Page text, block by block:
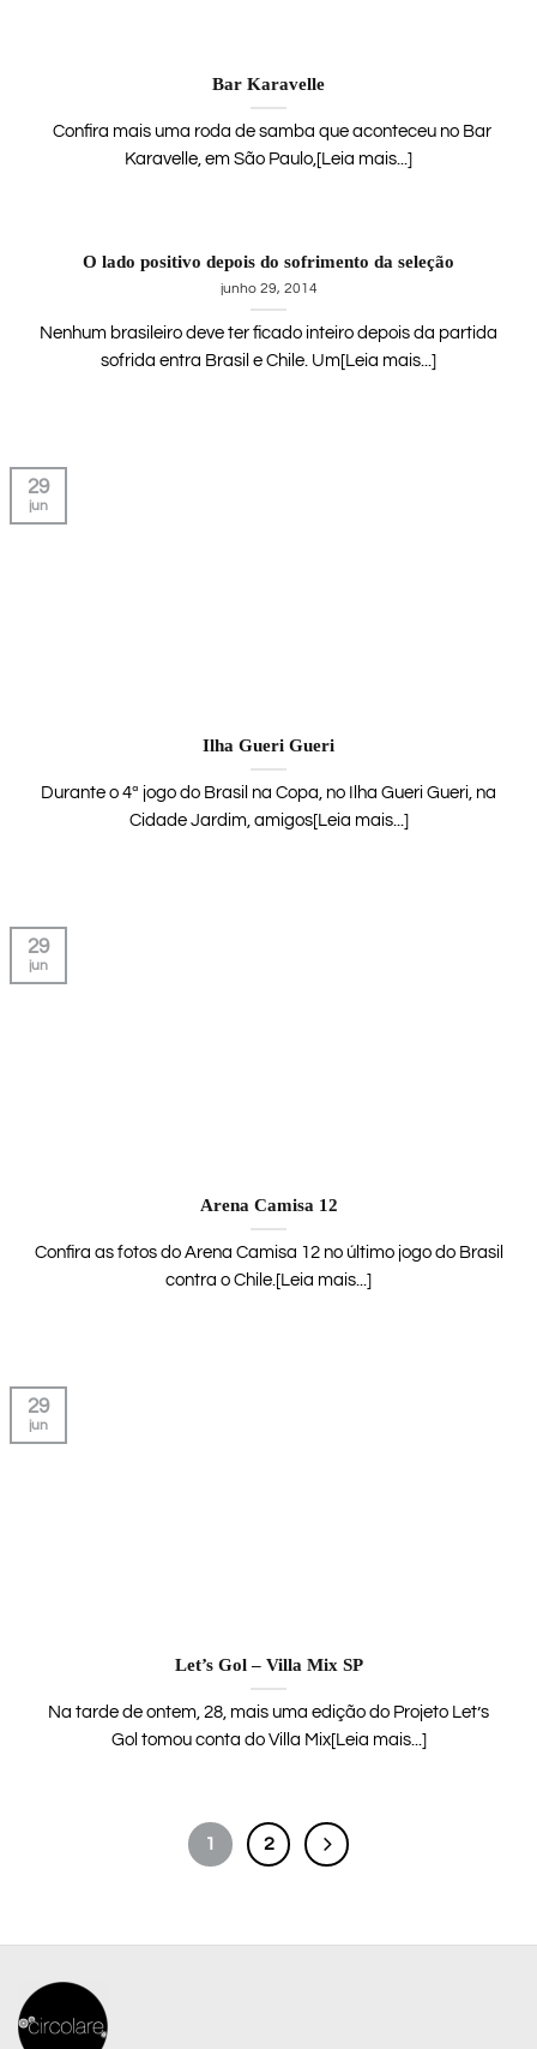
Bar Karavelle
Confira mais uma roda de samba que aconteceu no Bar
Karavelle, em São Paulo,[Leia mais...]
O lado positivo depois do sofrimento da seleção
junho 29, 2014
Nenhum brasileiro deve ter ficado inteiro depois da partida
sofrida entra Brasil e Chile. Um[Leia mais...]
Ilha Gueri Gueri
Durante o 4ª jogo do Brasil na Copa, no Ilha Gueri Gueri, na
Cidade Jardim, amigos[Leia mais...]
29
jun
Arena Camisa 12
Confira as fotos do Arena Camisa 12 no último jogo do Brasil
contra o Chile.[Leia mais...]
29
jun
Let’s Gol – Villa Mix SP
Na tarde de ontem, 28, mais uma edição do Projeto Let’s
Gol tomou conta do Villa Mix[Leia mais...]
29
jun
1 2